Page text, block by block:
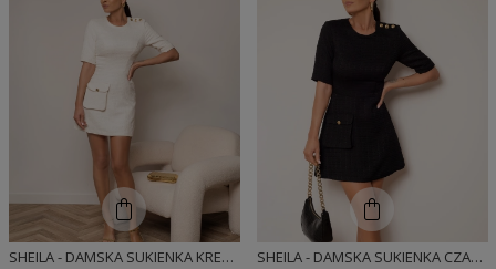
SHEILA - DAMSKA SUKIENKA KREMOWA Z KIESZENIĄ I ZŁOTYMI GUZIKAMI MINI 'LAURE'
SHEILA - DAMSKA SUKIENKA CZARNA Z KIESZENIĄ I ZŁOTYMI GUZIKAMI MINI 'LOUME'